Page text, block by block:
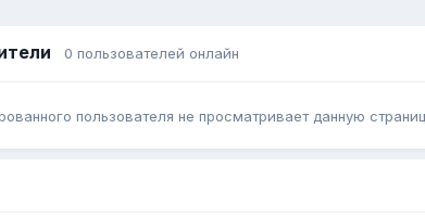
0 пользователей онлайн
пользователя не просматривает данную